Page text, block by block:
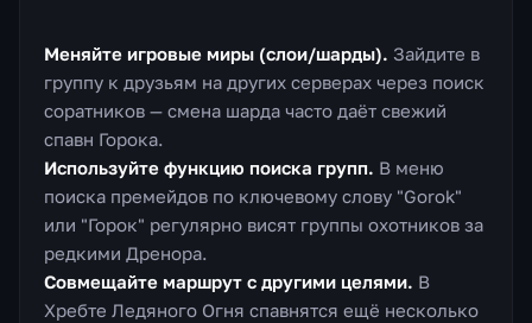
Меняйте игровые миры (слои/шарды). Зайдите в
группу к друзьям на других серверах через поиск
соратников — смена шарда часто даёт свежий
спавн Горока.
Используйте функцию поиска групп. В меню
поиска премейдов по ключевому слову "Gorok"
или "Горок" регулярно висят группы охотников за
редкими Дренора.
Совмещайте маршрут с другими целями. В
Хребте Ледяного Огня спавнятся ещё несколько